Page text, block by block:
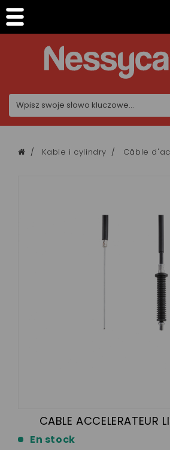
Kable i cylindry Câble
CABLE ACCELERATEUR
En stock
Panel zarządzania plikami cookies